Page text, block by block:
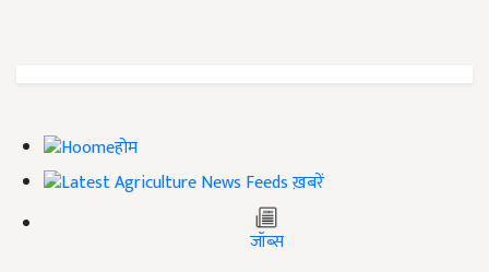
होम
ख़बरें
जॉब्स